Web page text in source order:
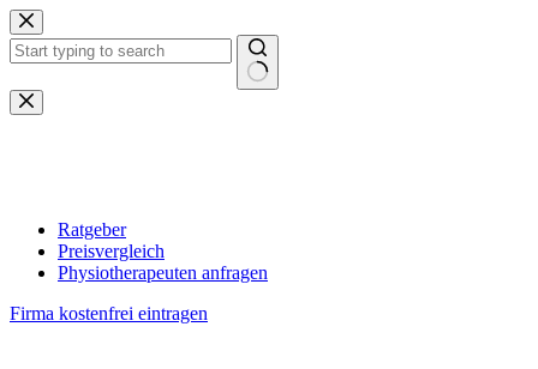
Zum
Inhalt
springen
Keine
Ergebnisse
Ratgeber
Preisvergleich
Physiotherapeuten anfragen
Firma kostenfrei eintragen